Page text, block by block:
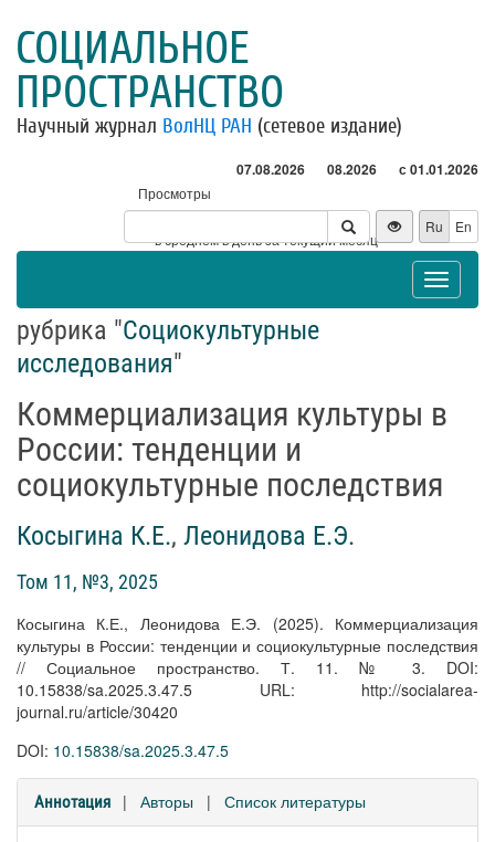
СОЦИАЛЬНОЕ
ПРОСТРАНСТВО
Научный журнал ВолНЦ РАН (сетевое издание)
07.08.2026 08.2026 с 01.01.2026
Просмотры
Посетители
* - в среднем в день за текущий месяц
Ru En
Toggle
рубрика "Социокультурные
исследования"
Коммерциализация культуры в
России: тенденции и
социокультурные последствия
Косыгина К.Е., Леонидова Е.Э.
Том 11, №3, 2025
Косыгина К.Е., Леонидова Е.Э. (2025). Коммерциализация
культуры в России: тенденции и социокультурные последствия
// Социальное пространство. Т. 11. № 3. DOI:
10.15838/sa.2025.3.47.5 URL: http://socialarea-
journal.ru/article/30420
DOI: 10.15838/sa.2025.3.47.5
Аннотация | Авторы | Список литературы